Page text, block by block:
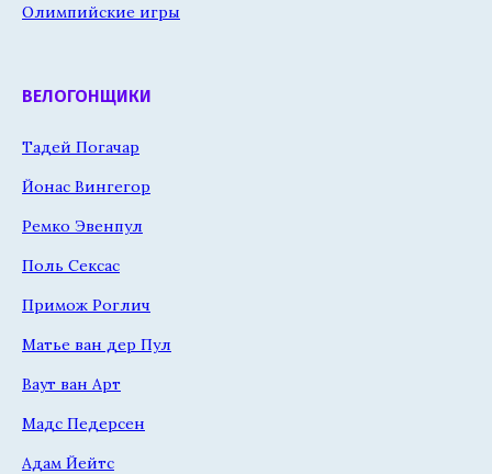
Олимпийские игры
ВЕЛОГОНЩИКИ
Тадей Погачар
Йонас Вингегор
Ремко Эвенпул
Поль Сексас
Примож Роглич
Матье ван дер Пул
Ваут ван Арт
Мадс Педерсен
Адам Йейтс